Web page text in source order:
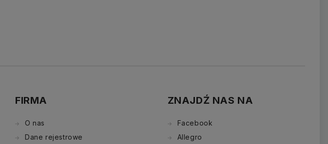
FIRMA
O nas
Dane rejestrowe
ZNAJDŹ NAS NA
Facebook
Allegro